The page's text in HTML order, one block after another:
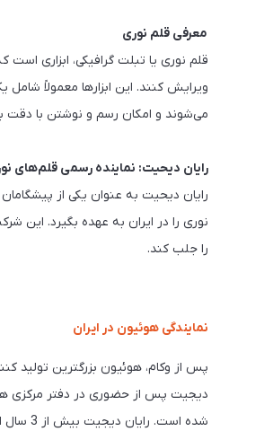
معرفی قلم نوری
قلم نوری یا تبلت گرافیکی، ابزاری
ویرایش کنند. این ابزارها معمولاً
می‌شوند و امکان رسم و نوشتن با دقت
رایان دیحیت: نماینده رسمی قلم‌های
رایان دیحیت به عنوان یکی از
نوری را در ایران به عهده بگیرد. این
را جلب کند.
نمایندگی هوئیون در ایران
پس از وکام، هوئیون بزرگترین تولید
دیجیت پس از حضوری در دفتر مرکزی
شده